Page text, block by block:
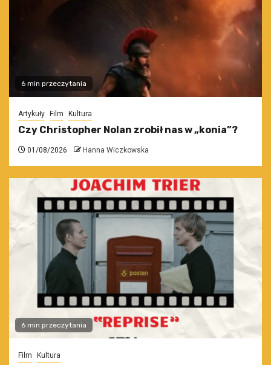
6 min przeczytania
Artykuły Film Kultura
Czy Christopher Nolan zrobił nas w „konia”?
01/08/2026 Hanna Wiczkowska
6 min przeczytania
Film Kultura